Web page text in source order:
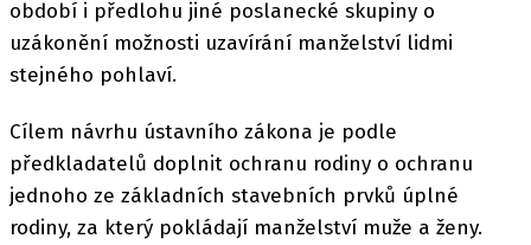
období i předlohu jiné poslanecké skupiny o
uzákonění možnosti uzavírání manželství lidmi
stejného pohlaví.
Cílem návrhu ústavního zákona je podle
předkladatelů doplnit ochranu rodiny o ochranu
jednoho ze základních stavebních prvků úplné
rodiny, za který pokládají manželství muže a ženy.